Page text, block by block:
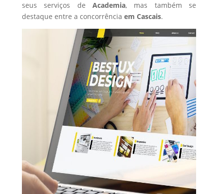
seus serviços de Academia, mas também se
destaque entre a concorrência em Cascais.